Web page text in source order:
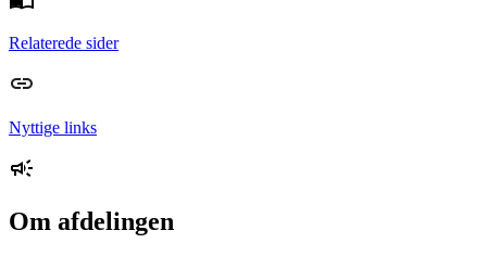
Relaterede sider
Nyttige links
Om afdelingen